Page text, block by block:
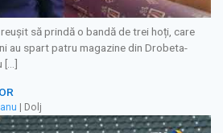
să prindă o bandă de trei hoți, care
au spart patru magazine din Drobeta-
[…]
| Dolj